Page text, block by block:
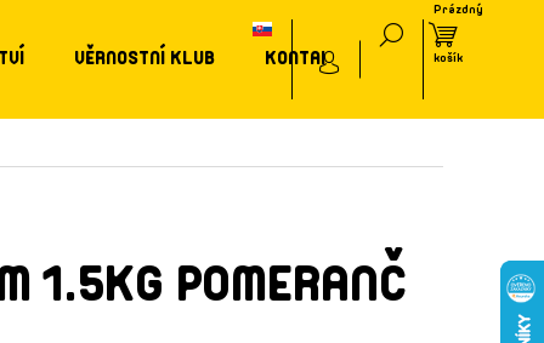
VĚRNOSTNÍ KLUB KONTAKT
1.5KG POMERANČ